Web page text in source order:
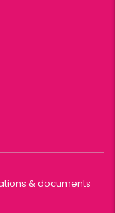
& documents